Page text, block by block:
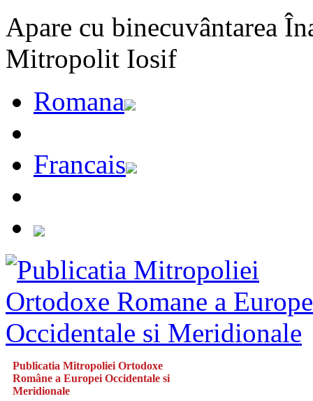
Apare cu binecuvântarea
Mitropolit Iosif
Romana
Francais
Publicatia Mitropoliei Ortodoxe
Române a Europei Occidentale si
Meridionale